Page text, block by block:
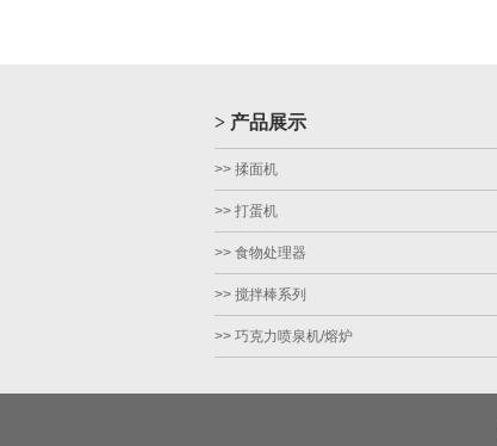
> 产品展示
>> 揉面机
>> 打蛋机
>> 食物处理器
>> 搅拌棒系列
>> 巧克力喷泉机/熔炉